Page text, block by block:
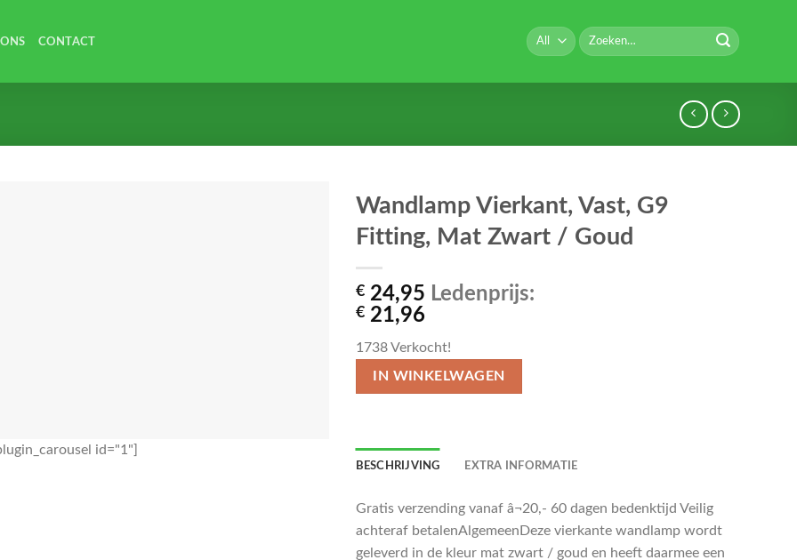
CONTACT
Zoeken
naar:
id="1"]
Wandlamp Vierkant, Vast, G9
Fitting, Mat Zwart / Goud
€24,95 Ledenprijs:
€21,96
1738 Verkocht!
IN WINKELWAGEN
BESCHRIJVING EXTRA INFORMATIE
Gratis verzending vanaf â¬20,- 60 dagen bedenktijd Veilig
achteraf betalenAlgemeenDeze vierkante wandlamp wordt
geleverd in de kleur mat zwart / goud en heeft daarmee een